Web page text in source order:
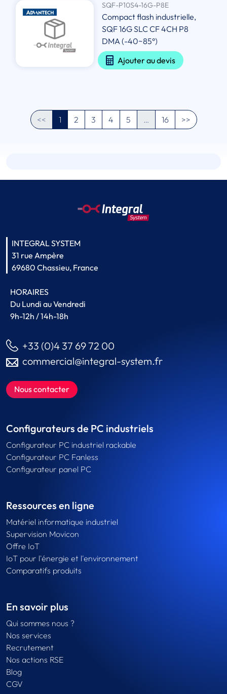
SQF-P10S4-16G-P8E
Compact flash industrielle,
SQF 16G SLC CF 4CH P8
DMA (-40~85°)
Ajouter au devis
<< 1 2 3 4 5 … 16 >>
INTEGRAL SYSTEM
31 rue Ampère
69680 Chassieu, France
HORAIRES
Du Lundi au Vendredi
9h-12h / 14h-18h
+33 (0)4 37 69 72 00
commercial@integral-system.fr
Nous contacter
Configurateurs de PC industriels
Configurateur PC industriel rackable
Configurateur PC Fanless
Configurateur panel PC
Ressources en ligne
Matériel informatique industriel
Supervision Movicon
Offre IoT
IoT pour l'énergie et l'environnement
Comparatifs produits
En savoir plus
Qui sommes nous ?
Nos services
Recrutement
Nos actions RSE
Blog
CGV